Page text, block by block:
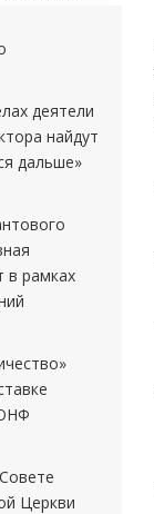
деятели
найдут
дальше»
в рамках
Церкви